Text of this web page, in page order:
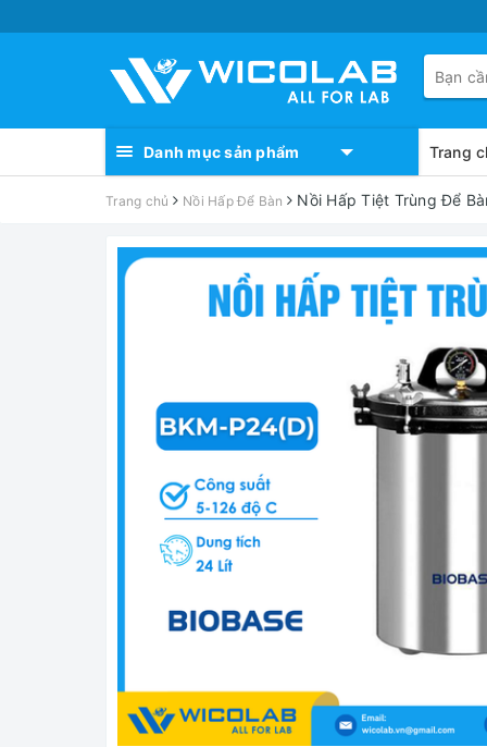
Danh mục sản phẩm Trang
Trang chủ Nồi Hấp Để Bàn Nồi Hấp Tiệt Trùng Để